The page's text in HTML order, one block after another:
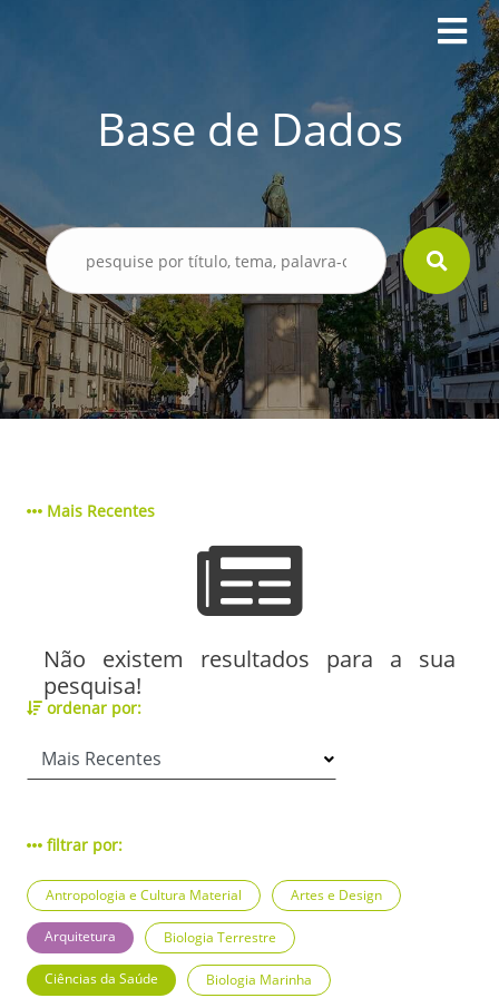
Base de Dados
Mais Recentes
Não existem resultados para a sua
pesquisa!
ordenar por:
filtrar por:
Antropologia e Cultura Material Artes e Design
Arquitetura Biologia Terrestre
Ciências da Saúde Biologia Marinha